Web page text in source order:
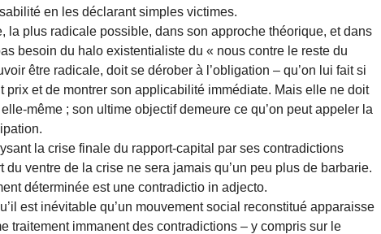
en les déclarant simples victimes.
la plus radicale possible, dans son approche théorique, et dans
besoin du halo existentialiste du « nous contre le reste du
être radicale, doit se dérober à l’obligation – qu’on lui fait si
prix et de montrer son applicabilité immédiate. Mais elle ne doit
même ; son ultime objectif demeure ce qu’on peut appeler la
la crise finale du rapport-capital par ses contradictions
du ventre de la crise ne sera jamais qu’un peu plus de barbarie.
déterminée est une contradictio in adjecto.
est inévitable qu’un mouvement social reconstitué apparaisse
traitement immanent des contradictions – y compris sur le